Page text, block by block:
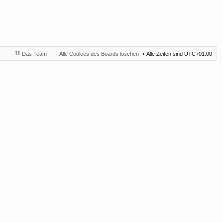
Alle Zeiten sind UTC+01:00
Alle Cookies des Boards löschen
Das Team